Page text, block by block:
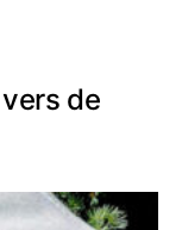
de